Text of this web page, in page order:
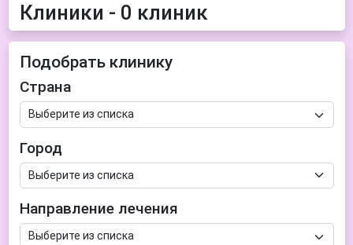
Клиники - 0 клиник
Подобрать клинику
Страна
Город
Направление лечения